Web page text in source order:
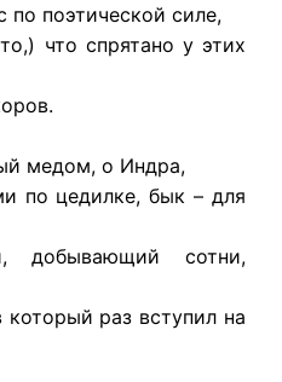
поэтической силе,
что спрятано у этих
медом, о Индра,
по цедилке, бык – для
добывающий сотни,
который раз вступил на